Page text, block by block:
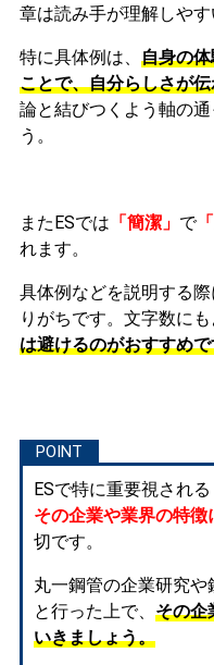
章は読み手が理解しやす
特に具体例は、 自身の
ことで、自分らしさが
論と結びつくよう軸の
う。
またESでは 「簡潔」 で
れます。
具体例などを説明する
りがちです。文字数にも
は避けるのがおすすめ
ESで特に重要視される
その企業や業界の特
切です。
丸一鋼管の企業研究や
と行った上で、 その企
いきましょう。